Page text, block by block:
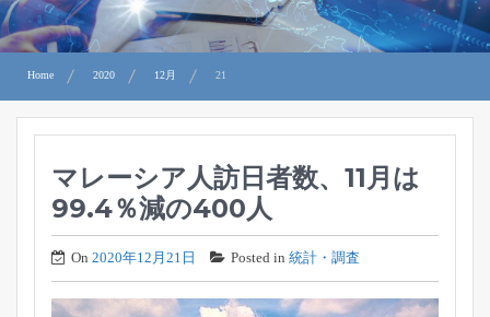
Home 2020 12月 21
マレーシア人訪日者数、11月は
99.4％減の400人
On 2020年12月21日 Posted in 統計・調査